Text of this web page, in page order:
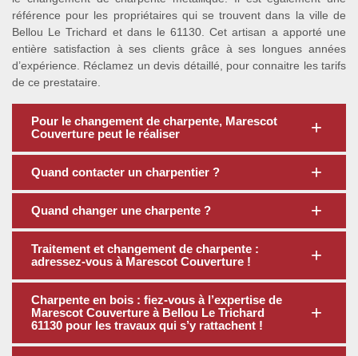
référence pour les propriétaires qui se trouvent dans la ville de
Bellou Le Trichard et dans le 61130. Cet artisan a apporté une
entière satisfaction à ses clients grâce à ses longues années
d’expérience. Réclamez un devis détaillé, pour connaitre les tarifs
de ce prestataire.
Pour le changement de charpente, Marescot
Couverture peut le réaliser
Quand contacter un charpentier ?
Quand changer une charpente ?
Traitement et changement de charpente :
adressez-vous à Marescot Couverture !
Charpente en bois : fiez-vous à l’expertise de
Marescot Couverture à Bellou Le Trichard
61130 pour les travaux qui s’y rattachent !